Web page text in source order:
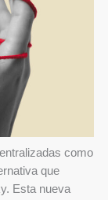
como
que
Esta nueva